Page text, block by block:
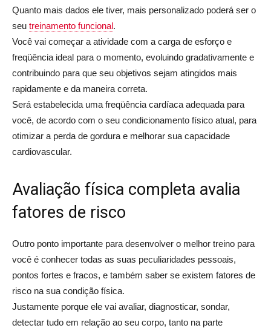
Quanto mais dados ele tiver, mais personalizado poderá ser o
seu treinamento funcional.
Você vai começar a atividade com a carga de esforço e
freqüência ideal para o momento, evoluindo gradativamente e
contribuindo para que seu objetivos sejam atingidos mais
rapidamente e da maneira correta.
Será estabelecida uma freqüência cardíaca adequada para
você, de acordo com o seu condicionamento físico atual, para
otimizar a perda de gordura e melhorar sua capacidade
cardiovascular.
Avaliação física completa avalia
fatores de risco
Outro ponto importante para desenvolver o melhor treino para
você é conhecer todas as suas peculiaridades pessoais,
pontos fortes e fracos, e também saber se existem fatores de
risco na sua condição física.
Justamente porque ele vai avaliar, diagnosticar, sondar,
detectar tudo em relação ao seu corpo, tanto na parte